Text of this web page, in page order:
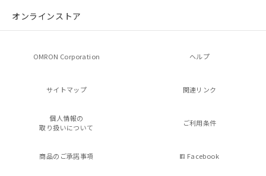
オンラインストア
OMRON Corporation ヘルプ
サイトマップ 関連リンク
個人情報の
取り扱いについて
ご利用条件
商品のご承諾事項 Facebook